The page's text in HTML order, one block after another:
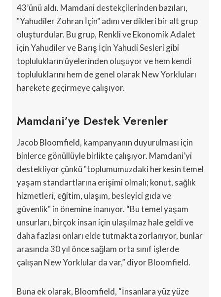
43’ünü aldı. Mamdani destekçilerinden bazıları,
"Yahudiler Zohran İçin" adını verdikleri bir alt grup
oluşturdular. Bu grup, Renkli ve Ekonomik Adalet
için Yahudiler ve Barış İçin Yahudi Sesleri gibi
toplulukların üyelerinden oluşuyor ve hem kendi
topluluklarını hem de genel olarak New Yorkluları
harekete geçirmeye çalışıyor.
Mamdani’ye Destek Verenler
Jacob Bloomfield, kampanyanın duyurulması için
binlerce gönüllüyle birlikte çalışıyor. Mamdani’yi
destekliyor çünkü "toplumumuzdaki herkesin temel
yaşam standartlarına erişimi olmalı; konut, sağlık
hizmetleri, eğitim, ulaşım, besleyici gıda ve
güvenlik" in önemine inanıyor. “Bu temel yaşam
unsurları, birçok insan için ulaşılmaz hale geldi ve
daha fazlası onları elde tutmakta zorlanıyor, bunlar
arasında 30 yıl önce sağlam orta sınıf işlerde
çalışan New Yorklular da var,” diyor Bloomfield.
Buna ek olarak, Bloomfield, “İnsanlara yüz yüze